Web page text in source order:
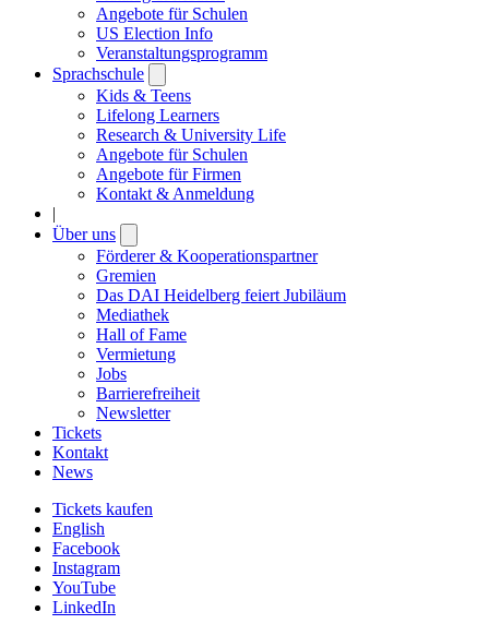
Angebote für Schulen
US Election Info
Veranstaltungsprogramm
Sprachschule
submenu
Kids & Teens
Lifelong Learners
Research & University Life
Angebote für Schulen
Angebote für Firmen
Kontakt & Anmeldung
|
Über uns
submenu
Förderer & Kooperationspartner
Gremien
Das DAI Heidelberg feiert Jubiläum
Mediathek
Hall of Fame
Vermietung
Jobs
Barrierefreiheit
Newsletter
Tickets
Kontakt
News
Tickets kaufen
English
Facebook
Instagram
YouTube
LinkedIn